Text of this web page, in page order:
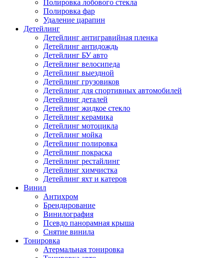
Полировка лобового стекла
Полировка фар
Удаление царапин
Детейлинг
Детейлинг антигравийная пленка
Детейлинг антидождь
Детейлинг БУ авто
Детейлинг велосипеда
Детейлинг выездной
Детейлинг грузовиков
Детейлинг для спортивных автомобилей
Детейлинг деталей
Детейлинг жидкое стекло
Детейлинг керамика
Детейлинг мотоцикла
Детейлинг мойка
Детейлинг полировка
Детейлинг покраска
Детейлинг рестайлинг
Детейлинг химчистка
Детейлинг яхт и катеров
Винил
Антихром
Брендирование
Винилография
Псевдо панорамная крыша
Снятие винила
Тонировка
Атермальная тонировка